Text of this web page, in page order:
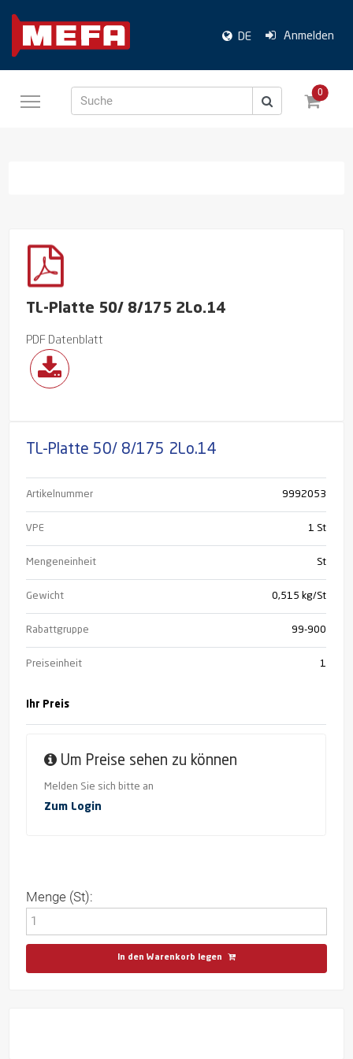
DE Anmelden
Suche
0
TL-Platte 50/ 8/175 2Lo.14
PDF Datenblatt
TL-Platte 50/ 8/175 2Lo.14
Artikelnummer 9992053
VPE 1 St
Mengeneinheit St
Gewicht 0,515 kg/St
Rabattgruppe 99-900
Preiseinheit 1
Ihr Preis
Um Preise sehen zu können
Melden Sie sich bitte an
Zum Login
Menge (St):
In den Warenkorb legen